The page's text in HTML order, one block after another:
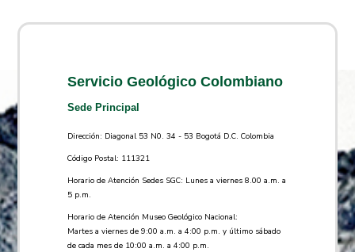
Servicio Geológico Colombiano
Sede Principal
Dirección: Diagonal 53 N0. 34 - 53 Bogotá D.C. Colombia
Código Postal: 111321
Horario de Atención Sedes SGC: Lunes a viernes 8.00 a.m. a
5 p.m.
Horario de Atención Museo Geológico Nacional:
Martes a viernes de 9:00 a.m. a 4:00 p.m. y último sábado
de cada mes de 10:00 a.m. a 4:00 p.m.